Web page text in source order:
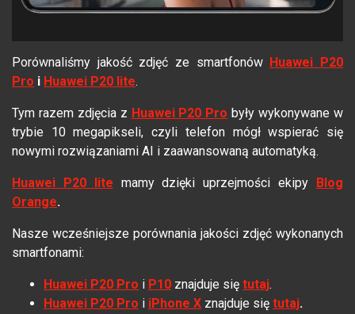
Porównaliśmy jakość zdjęć ze smartfonów Huawei P20
Pro i Huawei P20 lite.
Tym razem zdjęcia z Huawei P20 Pro były wykonywane w
trybie 10 megapikseli, czyli telefon mógł wspierać się
nowymi rozwiązaniami AI i zaawansowaną automatyką.
Huawei P20 lite mamy dzięki uprzejmości ekipy
Blog
Orange.
Nasze wcześniejsze porównania jakości zdjęć wykonanych
smartfonami:
Huawei P20 Pro i P10 znajduje się tutaj.
Huawei P20 Pro i iPhone X znajduje się tutaj.